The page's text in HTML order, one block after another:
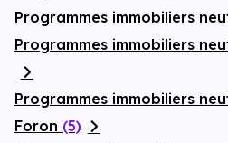
Programmes immobiliers
Programmes immobiliers
Programmes immobiliers
Foron (5)